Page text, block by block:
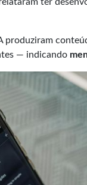
ter
— indicando